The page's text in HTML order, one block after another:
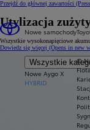
Przejdź do głównej zawartości
Nowe samochody
Wszystkie
Nowe Aygo X
HYBRID
O
Utylizacja
Wszystkie wysokonapięciowe
Dowiedz się więcej (Opens in new